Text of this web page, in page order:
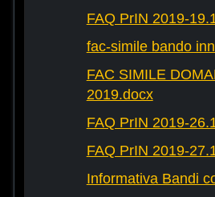
FAQ PrIN 2019-
fac-simile bando
FAC SIMILE
2019.docx
FAQ PrIN 2019-
FAQ PrIN 2019-
Informativa Bandi